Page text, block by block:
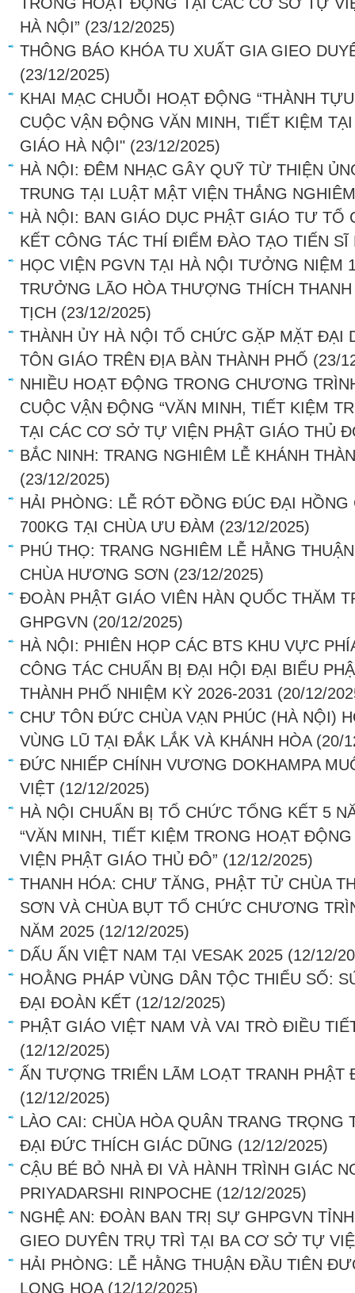
HÀ NỘI” (23/12/2025)
THÔNG BÁO KHÓA TU XUẤT GIA GIEO
(23/12/2025)
KHAI MẠC CHUỖI HOẠT ĐỘNG “THÀNH
CUỘC VẬN ĐỘNG VĂN MINH, TIẾT KIỆM
GIÁO HÀ NỘI" (23/12/2025)
HÀ NỘI: ĐÊM NHẠC GÂY QUỸ TỪ THIỆN
TRUNG TẠI LUẬT MẬT VIỆN THẮNG NGHIÊM
HÀ NỘI: BAN GIÁO DỤC PHẬT GIÁO TƯ TỔ
KẾT CÔNG TÁC THÍ ĐIỂM ĐÀO TẠO TIẾN SĨ
HỌC VIỆN PGVN TẠI HÀ NỘI TƯỞNG NIỆM
TRƯỞNG LÃO HÒA THƯỢNG THÍCH
TỊCH (23/12/2025)
THÀNH ỦY HÀ NỘI TỔ CHỨC GẶP MẶT ĐẠI
TÔN GIÁO TRÊN ĐỊA BÀN THÀNH PHỐ (23/
NHIỀU HOẠT ĐỘNG TRONG CHƯƠNG
CUỘC VẬN ĐỘNG “VĂN MINH, TIẾT KIỆM
TẠI CÁC CƠ SỞ TỰ VIỆN PHẬT GIÁO THỦ
BẮC NINH: TRANG NGHIÊM LỄ KHÁNH
(23/12/2025)
HẢI PHÒNG: LỄ RÓT ĐỒNG ĐÚC ĐẠI HỒNG
700KG TẠI CHÙA ƯU ĐÀM (23/12/2025)
PHÚ THỌ: TRANG NGHIÊM LỄ HẰNG
CHÙA HƯƠNG SƠN (23/12/2025)
ĐOÀN PHẬT GIÁO VIÊN HÀN QUỐC THĂM
GHPGVN (20/12/2025)
HÀ NỘI: PHIÊN HỌP CÁC BTS KHU VỰC
CÔNG TÁC CHUẨN BỊ ĐẠI HỘI ĐẠI BIỂU
THÀNH PHỐ NHIỆM KỲ 2026-2031 (20/12/
CHƯ TÔN ĐỨC CHÙA VẠN PHÚC (HÀ NỘI)
VÙNG LŨ TẠI ĐẮK LẮK VÀ KHÁNH HÒA (20/
ĐỨC NHIẾP CHÍNH VƯƠNG DOKHAMPA
VIỆT (12/12/2025)
HÀ NỘI CHUẨN BỊ TỔ CHỨC TỔNG KẾT 5
“VĂN MINH, TIẾT KIỆM TRONG HOẠT
VIỆN PHẬT GIÁO THỦ ĐÔ” (12/12/2025)
THANH HÓA: CHƯ TĂNG, PHẬT TỬ CHÙA
SƠN VÀ CHÙA BỤT TỔ CHỨC CHƯƠNG
NĂM 2025 (12/12/2025)
DẤU ẤN VIỆT NAM TẠI VESAK 2025 (12/12/
HOẰNG PHÁP VÙNG DÂN TỘC THIỂU SỐ:
ĐẠI ĐOÀN KẾT (12/12/2025)
PHẬT GIÁO VIỆT NAM VÀ VAI TRÒ ĐIỀU
(12/12/2025)
ẤN TƯỢNG TRIỂN LÃM LOẠT TRANH PHẬT
(12/12/2025)
LÀO CAI: CHÙA HÒA QUÂN TRANG TRỌNG
ĐẠI ĐỨC THÍCH GIÁC DŨNG (12/12/2025)
CẬU BÉ BỎ NHÀ ĐI VÀ HÀNH TRÌNH GIÁC
PRIYADARSHI RINPOCHE (12/12/2025)
NGHỆ AN: ĐOÀN BAN TRỊ SỰ GHPGVN
GIEO DUYÊN TRỤ TRÌ TẠI BA CƠ SỞ TỰ
HẢI PHÒNG: LỄ HẰNG THUẬN ĐẦU TIÊN
LONG HOA (12/12/2025)